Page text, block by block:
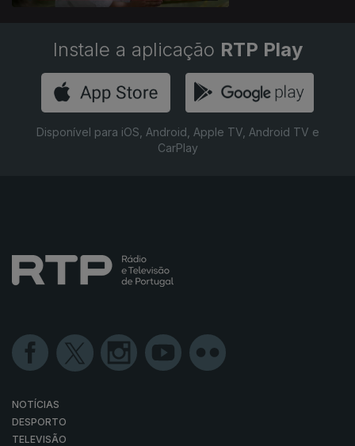
Instale a aplicação RTP Play
Disponível para iOS, Android, Apple TV, Android TV e
CarPlay
NOTÍCIAS
DESPORTO
TELEVISÃO